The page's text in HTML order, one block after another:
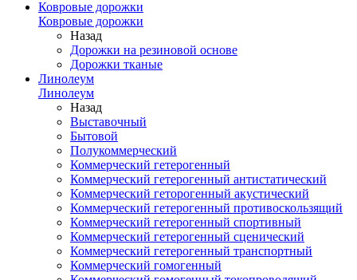
Ковровые дорожки
Ковровые дорожки
Назад
Дорожки на резиновой основе
Дорожки тканые
Линолеум
Линолеум
Назад
Выставочный
Бытовой
Полукоммерческий
Коммерческий гетерогенный
Коммерческий гетерогенный антистатический
Коммерческий геторогенный акустический
Коммерческий гетерогенный противоскользящий
Коммерческий гетерогенный спортивный
Коммерческий гетерогенный сценический
Коммерческий гетерогенный транспортный
Коммерческий гомогенный